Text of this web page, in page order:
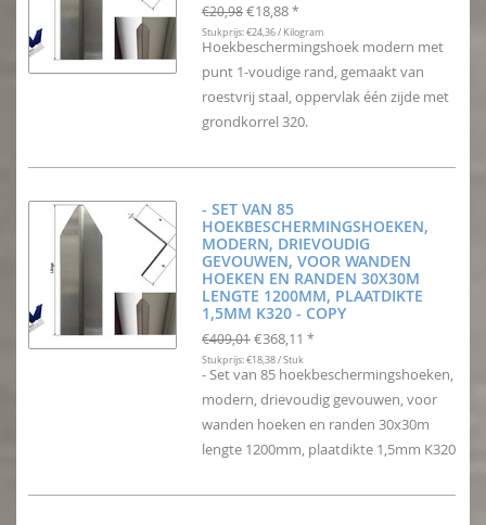
€20,98 €18,88 *
Stukprijs: €24,36 / Kilogram
Hoekbeschermingshoek modern met
punt 1-voudige rand, gemaakt van
roestvrij staal, oppervlak één zijde met
grondkorrel 320.
- SET VAN 85
HOEKBESCHERMINGSHOEKEN,
MODERN, DRIEVOUDIG
GEVOUWEN, VOOR WANDEN
HOEKEN EN RANDEN 30X30M
LENGTE 1200MM, PLAATDIKTE
1,5MM K320 - COPY
€409,01 €368,11 *
Stukprijs: €18,38 / Stuk
- Set van 85 hoekbeschermingshoeken,
modern, drievoudig gevouwen, voor
wanden hoeken en randen 30x30m
lengte 1200mm, plaatdikte 1,5mm K320